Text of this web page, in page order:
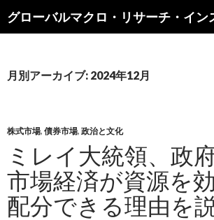
索
ン
キ
ッ
プ
月別アーカイブ: 2024年12月
株式市場, 債券市場, 政治と文化
ミレイ大統領、政
市場経済が資源を
配分できる理由を